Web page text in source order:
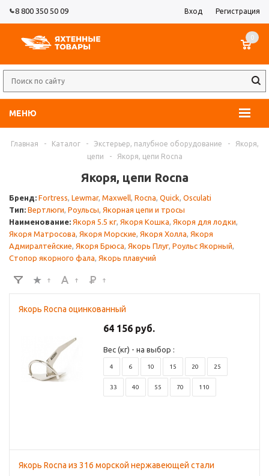
8 800 350 50 09 Вход Регистрация
МЕНЮ
0
Главная - Каталог - Экстерьер, палубное оборудование -
Якоря,
цепи
- Якоря, цепи Rocna
Якоря, цепи Rocna
Бренд: Fortress, Lewmar, Maxwell, Rocna, Quick, Osculati
Тип: Вертлюги, Роульсы, Якорная цепи и тросы
Наименование: Якоря 5.5 кг, Якоря Кошка, Якоря для лодки,
Якоря Матросова, Якоря Морские, Якоря Холла, Якоря
Адмиралтейские, Якоря Брюса, Якорь Плуг, Роульс Якорный,
Стопор якорного фала, Якорь плавучий
Якорь Rocna оцинкованный
64 156 руб.
Вес (кг) - на выбор :
4 6 10 15 20 25
33 40 55 70 110
Якорь Rocna из 316 морской нержавеющей стали